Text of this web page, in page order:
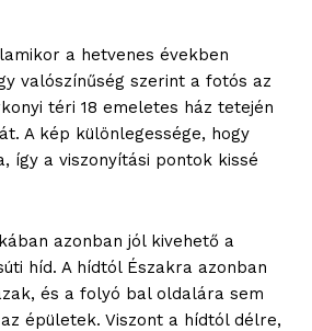
a hetvenes években
valószínűség szerint a fotós az
téri 18 emeletes ház tetején
A kép különlegessége, hogy
így a viszonyítási pontok kissé
azonban jól kivehető a
híd. A hídtól Északra azonban
és a folyó bal oldalára sem
épületek. Viszont a hídtól délre,